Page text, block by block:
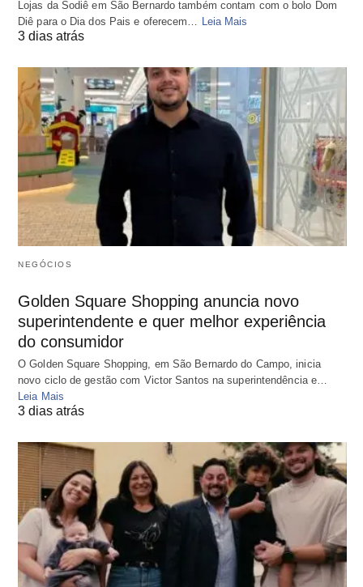
Lojas da Sodiê em São Bernardo também contam com o bolo Dom
Diê para o Dia dos Pais e oferecem… Leia Mais
3 dias atrás
NEGÓCIOS
Golden Square Shopping anuncia novo
superintendente e quer melhor experiência
do consumidor
O Golden Square Shopping, em São Bernardo do Campo, inicia
novo ciclo de gestão com Victor Santos na superintendência e…
Leia Mais
3 dias atrás